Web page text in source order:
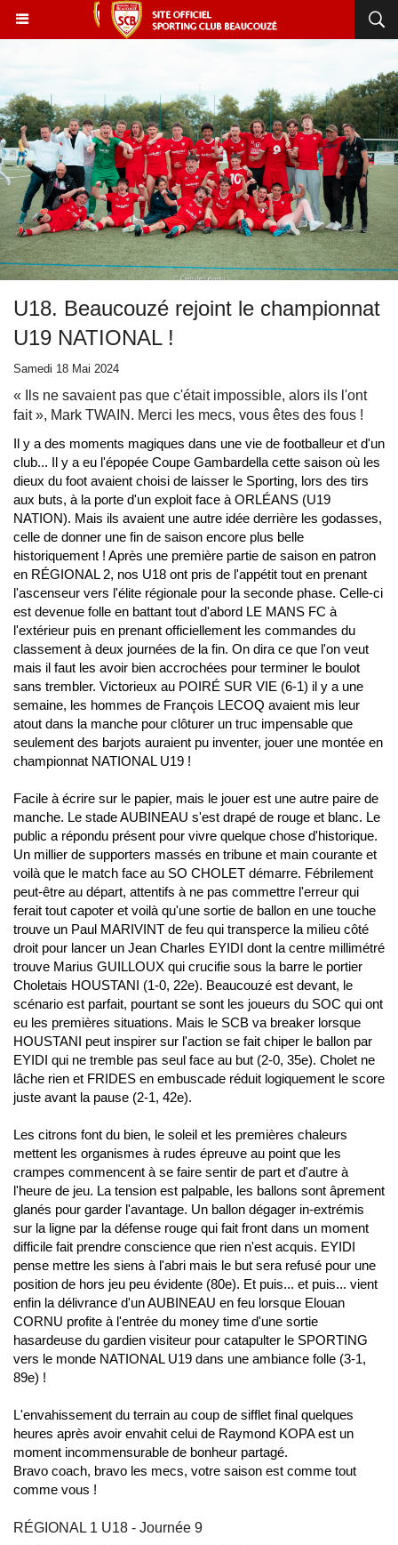
U18. Beaucouzé rejoint le championnat
U19 NATIONAL !
Samedi 18 Mai 2024
« Ils ne savaient pas que c'était impossible, alors ils l'ont
fait », Mark TWAIN. Merci les mecs, vous êtes des fous !
Il y a des moments magiques dans une vie de footballeur et d'un
club... Il y a eu l'épopée Coupe Gambardella cette saison où les
dieux du foot avaient choisi de laisser le Sporting, lors des tirs
aux buts, à la porte d'un exploit face à ORLÉANS (U19
NATION). Mais ils avaient une autre idée derrière les godasses,
celle de donner une fin de saison encore plus belle
historiquement ! Après une première partie de saison en patron
en RÉGIONAL 2, nos U18 ont pris de l'appétit tout en prenant
l'ascenseur vers l'élite régionale pour la seconde phase. Celle-ci
est devenue folle en battant tout d'abord LE MANS FC à
l'extérieur puis en prenant officiellement les commandes du
classement à deux journées de la fin. On dira ce que l'on veut
mais il faut les avoir bien accrochées pour terminer le boulot
sans trembler. Victorieux au POIRÉ SUR VIE (6-1) il y a une
semaine, les hommes de François LECOQ avaient mis leur
atout dans la manche pour clôturer un truc impensable que
seulement des barjots auraient pu inventer, jouer une montée en
championnat NATIONAL U19 !
Facile à écrire sur le papier, mais le jouer est une autre paire de
manche. Le stade AUBINEAU s'est drapé de rouge et blanc. Le
public a répondu présent pour vivre quelque chose d'historique.
Un millier de supporters massés en tribune et main courante et
voilà que le match face au SO CHOLET démarre. Fébrilement
peut-être au départ, attentifs à ne pas commettre l'erreur qui
ferait tout capoter et voilà qu'une sortie de ballon en une touche
trouve un Paul MARIVINT de feu qui transperce la milieu côté
droit pour lancer un Jean Charles EYIDI dont la centre millimétré
trouve Marius GUILLOUX qui crucifie sous la barre le portier
Choletais HOUSTANI (1-0, 22e). Beaucouzé est devant, le
scénario est parfait, pourtant se sont les joueurs du SOC qui ont
eu les premières situations. Mais le SCB va breaker lorsque
HOUSTANI peut inspirer sur l'action se fait chiper le ballon par
EYIDI qui ne tremble pas seul face au but (2-0, 35e). Cholet ne
lâche rien et FRIDES en embuscade réduit logiquement le score
juste avant la pause (2-1, 42e).
Les citrons font du bien, le soleil et les premières chaleurs
mettent les organismes à rudes épreuve au point que les
crampes commencent à se faire sentir de part et d'autre à
l'heure de jeu. La tension est palpable, les ballons sont âprement
glanés pour garder l'avantage. Un ballon dégager in-extrémis
sur la ligne par la défense rouge qui fait front dans un moment
difficile fait prendre conscience que rien n'est acquis. EYIDI
pense mettre les siens à l'abri mais le but sera refusé pour une
position de hors jeu peu évidente (80e). Et puis... et puis... vient
enfin la délivrance d'un AUBINEAU en feu lorsque Elouan
CORNU profite à l'entrée du money time d'une sortie
hasardeuse du gardien visiteur pour catapulter le SPORTING
vers le monde NATIONAL U19 dans une ambiance folle (3-1,
89e) !
L'envahissement du terrain au coup de sifflet final quelques
heures après avoir envahit celui de Raymond KOPA est un
moment incommensurable de bonheur partagé.
Bravo coach, bravo les mecs, votre saison est comme tout
comme vous !
RÉGIONAL 1 U18 - Journée 9